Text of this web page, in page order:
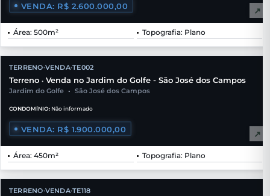
VENDA: R$ 2.600.000,00 ↗
Área: 500m² Topografia: Plano
TERRENO•VENDA•TE002
Terreno • Venda no Jardim do Golfe - São José dos Campos
Jardim do Golfe • São José dos Campos
CONDOMÍNIO: Não informado
VENDA: R$ 1.900.000,00 ↗
Área: 450m² Topografia: Plano
TERRENO•VENDA•TE118